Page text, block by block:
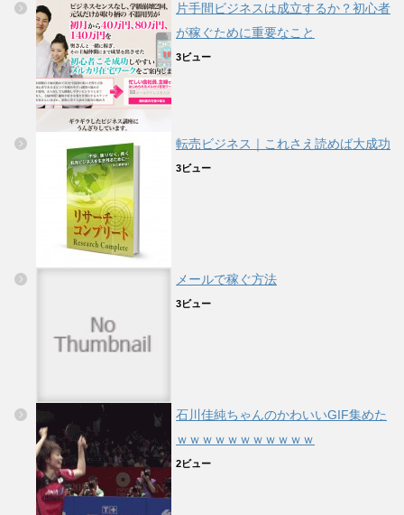
片手間ビジネスは成立するか？初心者
が稼ぐために重要なこと
3ビュー
転売ビジネス｜これさえ読めば大成功
3ビュー
メールで稼ぐ方法
3ビュー
石川佳純ちゃんのかわいいGIF集めた
ｗｗｗｗｗｗｗｗｗｗｗ
2ビュー